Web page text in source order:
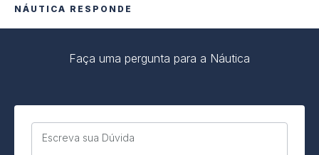
NÁUTICA RESPONDE
Faça uma pergunta para a Náutica
Escreva sua Dúvida